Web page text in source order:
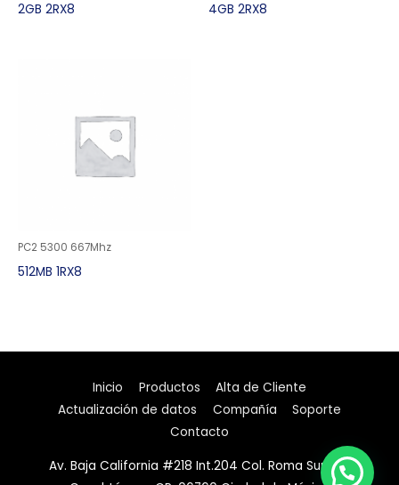
2GB 2RX8 4GB 2RX8
PC2 5300 667Mhz
512MB 1RX8
Inicio Productos
Alta de Cliente
Actualización de datos
Compañía
Soporte
Contacto
Av. Baja California #218 Int.204 Col. Roma Sur Del.